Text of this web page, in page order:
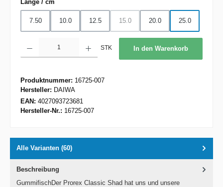
Länge / cm
7.50 10.0 12.5 15.0
(Diese Option ist zurzeit nicht verfügbar.)
20.0 25.0
STK In den Warenkorb
Produktnummer: 16725-007
Hersteller: DAIWA
EAN: 4027093723681
Hersteller-Nr.: 16725-007
Alle Varianten (60)
Beschreibung
GummifischDer Prorex Classic Shad hat uns und unsere